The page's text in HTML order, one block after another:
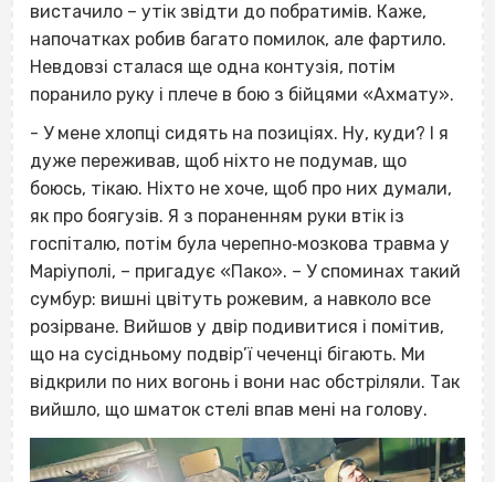
вистачило – утік звідти до побратимів. Каже,
напочатках робив багато помилок, але фартило.
Невдовзі сталася ще одна контузія, потім
поранило руку і плече в бою з бійцями «Ахмату».
- У мене хлопці сидять на позиціях. Ну, куди? І я
дуже переживав, щоб ніхто не подумав, що
боюсь, тікаю. Ніхто не хоче, щоб про них думали,
як про боягузів. Я з пораненням руки втік із
госпіталю, потім була черепно‐мозкова травма у
Маріуполі, – пригадує «Пако». – У споминах такий
сумбур: вишні цвітуть рожевим, а навколо все
розірване. Вийшов у двір подивитися і помітив,
що на сусідньому подвір’ї чеченці бігають. Ми
відкрили по них вогонь і вони нас обстріляли. Так
вийшло, що шматок стелі впав мені на голову.